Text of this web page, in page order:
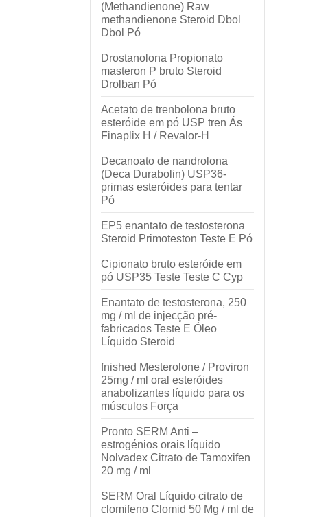
(Methandienone) Raw
methandienone Steroid Dbol
Dbol Pó
Drostanolona Propionato
masteron P bruto Steroid
Drolban Pó
Acetato de trenbolona bruto
esteróide em pó USP tren Ás
Finaplix H / Revalor-H
Decanoato de nandrolona
(Deca Durabolin) USP36-
primas esteróides para tentar
Pó
EP5 enantato de testosterona
Steroid Primoteston Teste E Pó
Cipionato bruto esteróide em
pó USP35 Teste Teste C Cyp
Enantato de testosterona, 250
mg / ml de injecção pré-
fabricados Teste E Óleo
Líquido Steroid
fnished Mesterolone / Proviron
25mg / ml oral esteróides
anabolizantes líquido para os
músculos Força
Pronto SERM Anti –
estrogénios orais líquido
Nolvadex Citrato de Tamoxifen
20 mg / ml
SERM Oral Líquido citrato de
clomifeno Clomid 50 Mg / ml de